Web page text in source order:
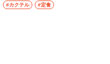
#カクテル
#定食